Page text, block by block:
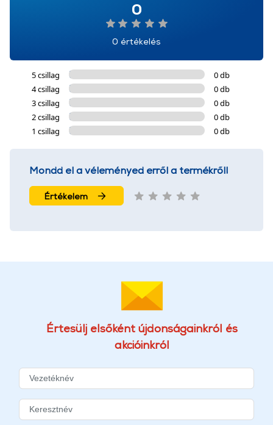
0
0 értékelés
5 csillag
0 db
4 csillag
0 db
3 csillag
0 db
2 csillag
0 db
1 csillag
0 db
Mondd el a véleményed erről a termékről!
Értékelem
Értesülj elsőként újdonságainkról és
akcióinkról